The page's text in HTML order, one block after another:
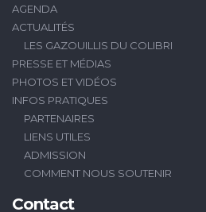
AGENDA
ACTUALITÉS
LES GAZOUILLIS DU COLIBRI
PRESSE ET MÉDIAS
PHOTOS ET VIDÉOS
INFOS PRATIQUES
PARTENAIRES
LIENS UTILES
ADMISSION
COMMENT NOUS SOUTENIR
Contact